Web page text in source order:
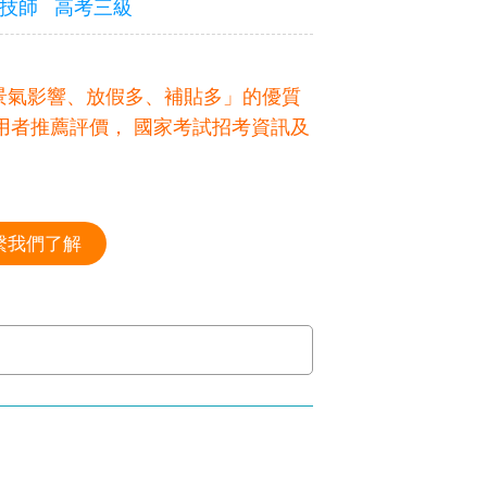
師 高考三級
影響、放假多、補貼多」的優質
推薦評價， 國家考試招考資訊及
我們了解